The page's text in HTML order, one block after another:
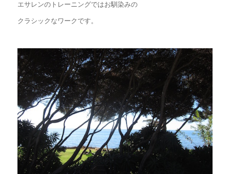
エサレンのトレーニングではお馴染みの
クラシックなワークです。